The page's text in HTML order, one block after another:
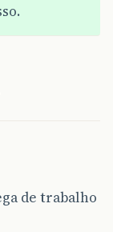
de trabalho